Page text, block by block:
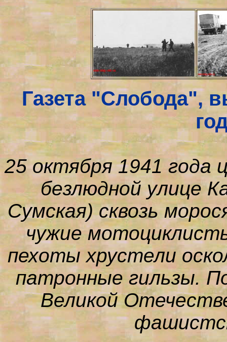
Газета "Слобода",
25 октября 1941 года
безлюдной улице
Сумская) сквозь
чужие
пехоты хрустели
патронные гильзы.
Великой